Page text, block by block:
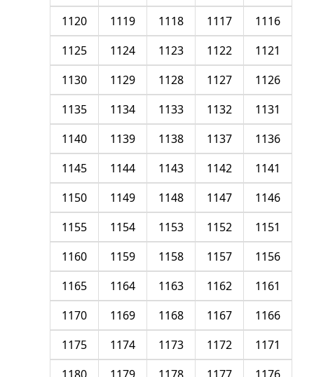
1116
1117
1118
1119
1120
1121
1122
1123
1124
1125
1126
1127
1128
1129
1130
1131
1132
1133
1134
1135
1136
1137
1138
1139
1140
1141
1142
1143
1144
1145
1146
1147
1148
1149
1150
1151
1152
1153
1154
1155
1156
1157
1158
1159
1160
1161
1162
1163
1164
1165
1166
1167
1168
1169
1170
1171
1172
1173
1174
1175